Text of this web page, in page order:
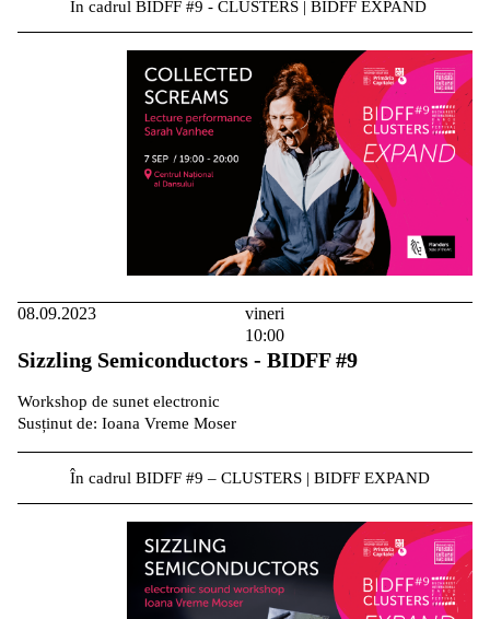
În cadrul BIDFF #9 - CLUSTERS | BIDFF EXPAND
08.09.2023
vineri
10:00
Sizzling Semiconductors - BIDFF #9
Workshop de sunet electronic
Susținut de: Ioana Vreme Moser
În cadrul BIDFF #9 – CLUSTERS | BIDFF EXPAND